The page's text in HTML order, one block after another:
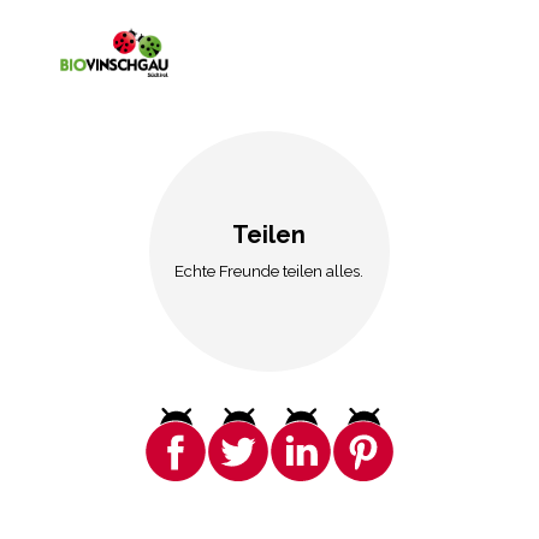
Teilen
Echte Freunde teilen alles.